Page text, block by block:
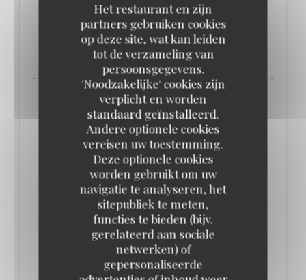
Het restaurant en zijn
partners gebruiken cookies
op deze site, wat kan leiden
tot de verzameling van
persoonsgegevens.
'Noodzakelijke' cookies zijn
verplicht en worden
standaard geïnstalleerd.
Andere optionele cookies
vereisen uw toestemming.
Deze optionele cookies
worden gebruikt om uw
navigatie te analyseren, het
sitepubliek te meten,
functies te bieden (bijv.
gerelateerd aan sociale
netwerken) of
gepersonaliseerde
LEES HET ARTIKEL((OPENT IN EEN NIEUW
SORTIR À PARIS